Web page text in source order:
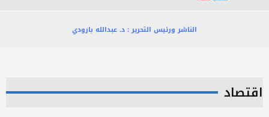
الناشر ورئيس التحرير : د. عبدالله بارودي
اقتصاد